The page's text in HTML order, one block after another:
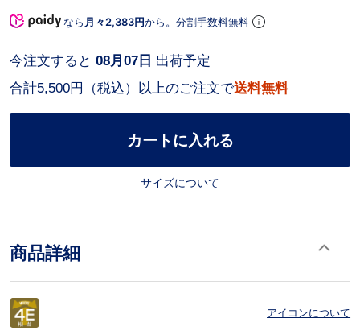
なら 月々2,383円から。分割手数料無料
合計5,500円（税込）以上のご注文で送料無料
今注文すると 08月07日 出荷予定
カートに入れる
サイズについて
商品詳細
アイコンについて